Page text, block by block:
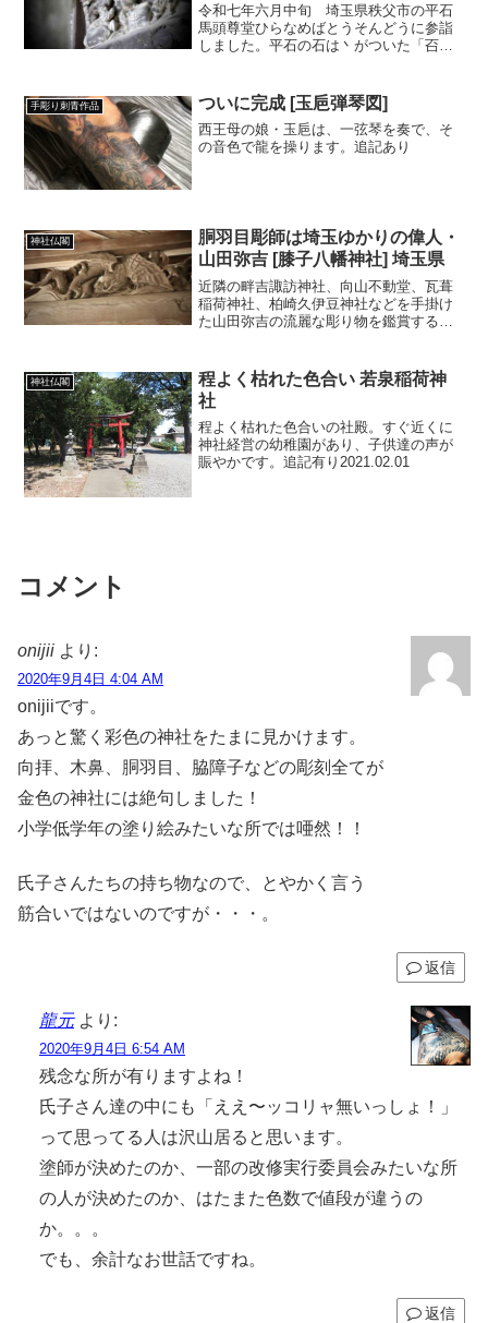
令和七年六月中旬 埼玉県秩父市の平石
馬頭尊堂ひらなめばとうそんどうに参詣
しました。平石の石は丶がついた「䂖」
（1841）着工弘化四年（1847）竣工大き
な懸魚です。両...
手彫り刺青作品 ついに完成 [玉巵弾琴図]
西王母の娘・玉巵は、一弦琴を奏で、そ
の音色で龍を操ります。追記あり
神社仏閣
胴羽目彫師は埼玉ゆかりの偉人・
山田弥吉 [膝子八幡神社] 埼玉県
近隣の畔吉諏訪神社、向山不動堂、瓦葺
稲荷神社、柏崎久伊豆神社などを手掛け
た山田弥吉の流麗な彫り物を鑑賞する事
神社仏閣
程よく枯れた色合い 若泉稲荷神
社
程よく枯れた色合いの社殿。すぐ近くに
神社経営の幼稚園があり、子供達の声が
賑やかです。追記有り2021.02.01
コメント
onijii より:
2020年9月4日 4:04 AM
onijiiです。
あっと驚く彩色の神社をたまに見かけます。
向拝、木鼻、胴羽目、脇障子などの彫刻全てが
金色の神社には絶句しました！
小学低学年の塗り絵みたいな所では唖然！！
氏子さんたちの持ち物なので、とやかく言う
筋合いではないのですが・・・。
返信
龍元 より:
2020年9月4日 6:54 AM
残念な所が有りますよね！
氏子さん達の中にも「ええ〜ッコリャ無いっしょ！」
って思ってる人は沢山居ると思います。
塗師が決めたのか、一部の改修実行委員会みたいな所
の人が決めたのか、はたまた色数で値段が違うの
か。。。
でも、余計なお世話ですね。
返信